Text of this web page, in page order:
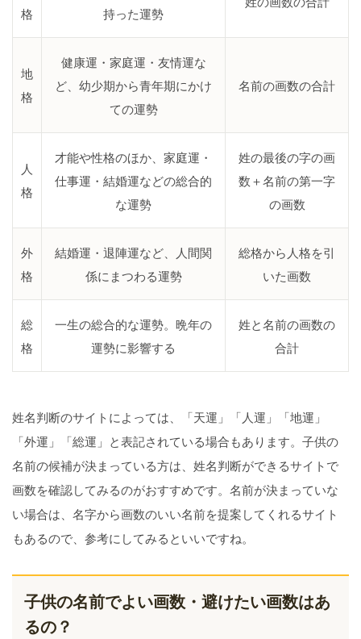
格 持った運勢
地
格
健康運・家庭運・友情運な
ど、幼少期から青年期にかけ
ての運勢
名前の画数の合計
人
格
才能や性格のほか、家庭運・
仕事運・結婚運などの総合的
な運勢
姓の最後の字の画
数＋名前の第一字
の画数
外
格
結婚運・退陣運など、人間関
係にまつわる運勢
総格から人格を引
いた画数
総
格
一生の総合的な運勢。晩年の
運勢に影響する
姓と名前の画数の
合計
姓名判断のサイトによっては、「天運」「人運」「地運」
「外運」「総運」と表記されている場合もあります。子供の
名前の候補が決まっている方は、姓名判断ができるサイトで
画数を確認してみるのがおすすめです。名前が決まっていな
い場合は、名字から画数のいい名前を提案してくれるサイト
もあるので、参考にしてみるといいですね。
子供の名前でよい画数・避けたい画数はあ
るの？